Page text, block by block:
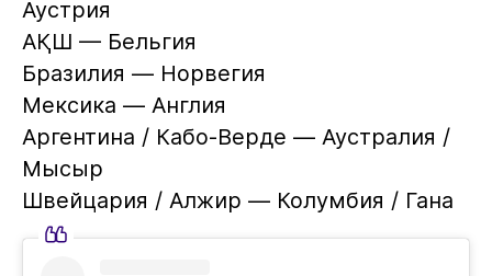
Аустрия
АҚШ — Бельгия
Бразилия — Норвегия
Мексика — Англия
Аргентина / Кабо-Верде — Аустралия /
Мысыр
Швейцария / Алжир — Колумбия / Гана